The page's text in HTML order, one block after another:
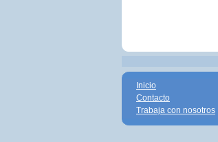
Inicio
Contacto
Trabaja con nosotros